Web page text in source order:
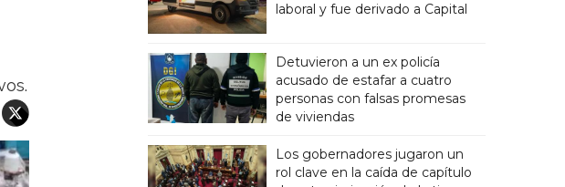
laboral y fue derivado a Capital
Detuvieron a un ex policía
acusado de estafar a cuatro
personas con falsas promesas
de viviendas
Los gobernadores jugaron un
rol clave en la caída de capítulo